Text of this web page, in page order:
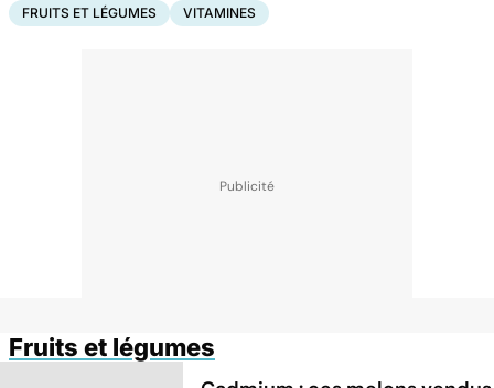
FRUITS ET LÉGUMES VITAMINES
Fruits et légumes